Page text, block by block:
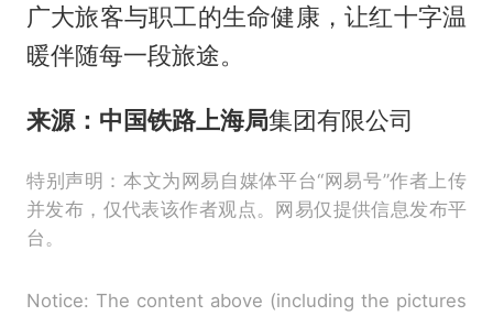
广大旅客与职工的生命健康，让红十字温
暖伴随每一段旅途。
来源：中国铁路上海局集团有限公司
特别声明：本文为网易自媒体平台“网易号”作者上传
并发布，仅代表该作者观点。网易仅提供信息发布平
台。
Notice: The content above (including the pictures